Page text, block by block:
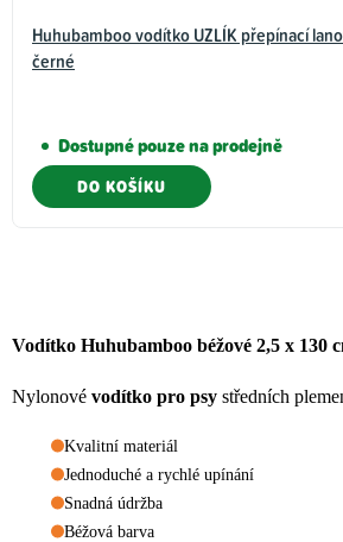
Huhubamboo vodítko UZLÍK přepínací
černé
Dostupné pouze na prodejně
DO KOŠÍKU
Vodítko Huhubamboo béžové 2,5 x 130
Nylonové vodítko pro psy středních
Kvalitní materiál
Jednoduché a rychlé upínání
Snadná údržba
Béžová barva